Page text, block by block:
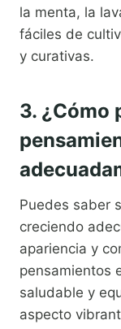
la menta, la
fáciles de
y curativas.
3. ¿Cómo
Puedes saber
creciendo
apariencia y
pensamientos
saludable y
aspecto